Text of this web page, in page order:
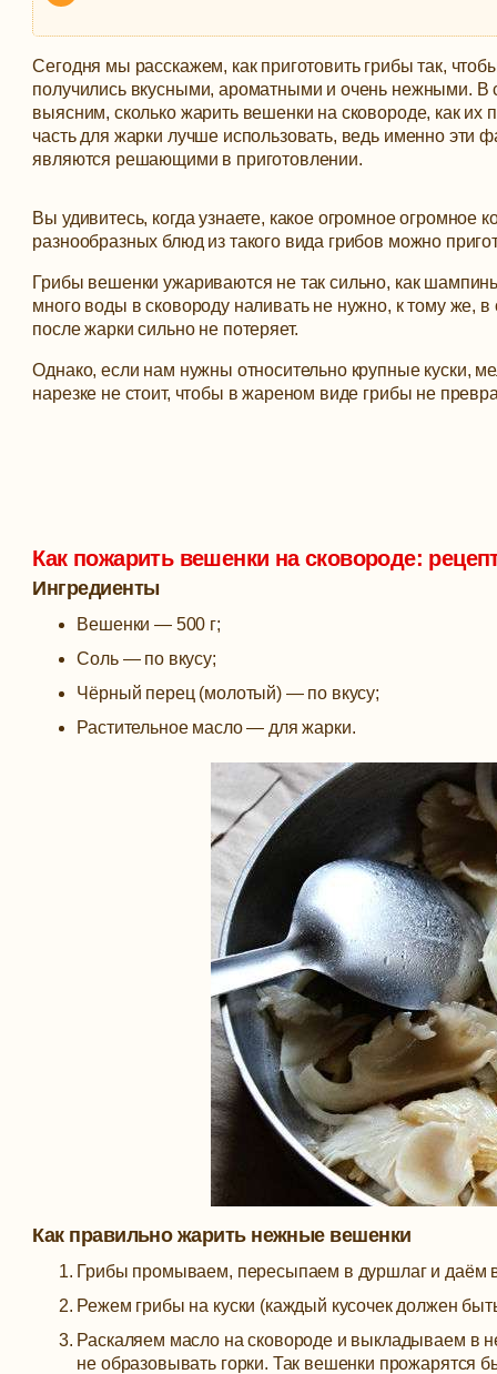
Сегодня мы расскажем, как приготовить грибы так,
получились вкусными, ароматными и очень нежными. В
выясним, сколько жарить вешенки на сковороде, как их
часть для жарки лучше использовать, ведь именно эти
являются решающими в приготовлении.
Вы удивитесь, когда узнаете, какое огромное огромное
разнообразных блюд из такого вида грибов можно
Грибы вешенки ужариваются не так сильно, как
много воды в сковороду наливать не нужно, к тому же,
после жарки сильно не потеряет.
Однако, если нам нужны относительно крупные куски,
нарезке не стоит, чтобы в жареном виде грибы не
Как пожарить вешенки на сковороде:
Ингредиенты
Вешенки — 500 г;
Соль — по вкусу;
Чёрный перец (молотый) — по вкусу;
Растительное масло — для жарки.
Как правильно жарить нежные вешенки
Грибы промываем, пересыпаем в дуршлаг и даём
Режем грибы на куски (каждый кусочек должен
Раскаляем масло на сковороде и выкладываем в
не образовывать горки. Так вешенки прожарятся